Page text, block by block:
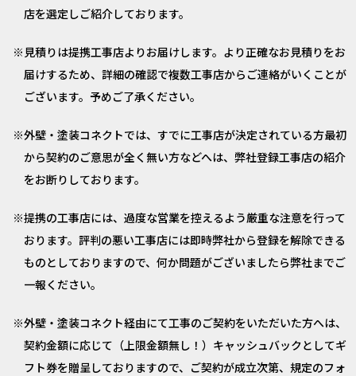
店を選定しご紹介しております。
見積りは提携工事店よりお届けします。より正確なお見積りをお
届けするため、詳細の確認で複数工事店からご連絡がいくことが
ございます。予めご了承ください。
外壁・塗装コネクトでは、すでに工事店が決定されている方最初
から契約のご意思が全く無い方などへは、弊社登録工事店の紹介
をお断りしております。
提携の工事店には、過度な営業を控えるよう厳重な注意を行って
おります。評判の悪い工事店には即時弊社から登録を解除できる
ものとしておりますので、何か問題がございましたら弊社までご
一報ください。
外壁・塗装コネクト経由にて工事のご契約をいただいた方へは、
契約金額に応じて（上限金額無し！）キャッシュバックとしてギ
フト券を贈呈しておりますので、ご契約が成立次第、規定のフォ